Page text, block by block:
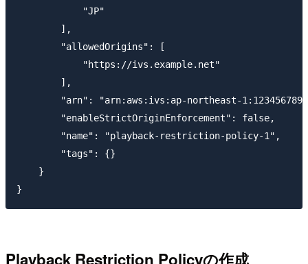
            "JP"
        ],
        "allowedOrigins": [
            "https://ivs.example.net"
        ],
"arn": "arn:aws:ivs:ap-northeast-
        "enableStrictOriginEnforcement": false,
        "name": "playback-restriction-policy-1",
        "tags": {}
    }
Playback Restriction Policyの作成